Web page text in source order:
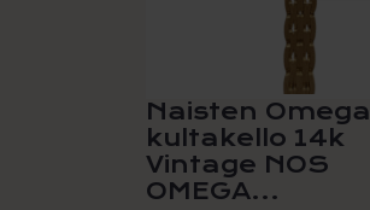
Naisten Omega
kultakello 14k
Vintage NOS
OMEGA...